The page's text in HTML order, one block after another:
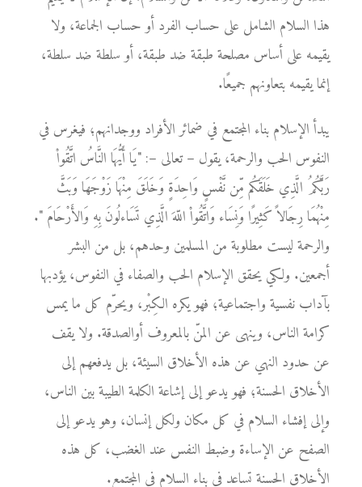
هذا السلام الشامل على حساب الفرد أو حساب الجماعة، ولا
يقيمه على أساس مصلحة طبقة ضد طبقة، أو سلطة ضد سلطة،
إنما يقيمه بتعاونهم جميعًا.
يبدأ الإسلام بناء المجتمع في ضمائر الأفراد ووجدانهم؛ فيغرس في
النفوس الحب والرحمة، يقول – تعالى –: "يَا أَيُّهَا النَّاسُ اتَّقُواْ
رَبَّكُمُ الَّذِي خَلَقَكُم مِّن نَّفْسٍ وَاحِدَةٍ وَخَلَقَ مِنْهَا زَوْجَهَا وَبَثَّ
مِنْهُمَا رِجَالاً كَثِيرًا وَنِسَاء وَاتَّقُواْ اللّهَ الَّذِي تَسَاءلُونَ بِهِ وَالأَرْحَامَ ".
والرحمة ليست مطلوبة من المسلمين وحدهم، بل من البشر
أجمعين. ولكي يحقق الإسلام الحب والصفاء في النفوس، يؤدبها
بآداب نفسية واجتماعية؛ فهو يكره الكِبْر، ويحرّم كل ما يمس
كرامة الناس، وينهى عن المنّ بالمعروف أوالصدقة. ولا يقف
عن حدود النهي عن هذه الأخلاق السيئة، بل يدفعهم إلى
الأخلاق الحسنة؛ فهو يدعو إلى إشاعة الكلمة الطيبة بين الناس،
وإلى إفشاء السلام في كل مكان ولكل إنسان، وهو يدعو إلى
الصفح عن الإساءة وضبط النفس عند الغضب، كل هذه
الأخلاق الحسنة تساعد في بناء السلام في المجتمع.